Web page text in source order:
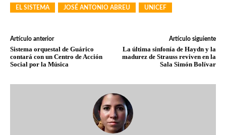
EL SISTEMA JOSÉ ANTONIO ABREU UNICEF
Artículo anterior
Sistema orquestal de Guárico
contará con un Centro de Acción
Social por la Música
Artículo siguiente
La última sinfonía de Haydn y la
madurez de Strauss reviven en la
Sala Simón Bolívar